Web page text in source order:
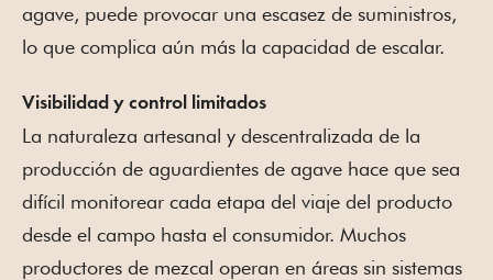
agave, puede provocar una escasez de suministros,
lo que complica aún más la capacidad de escalar.
Visibilidad y control limitados
La naturaleza artesanal y descentralizada de la
producción de aguardientes de agave hace que sea
difícil monitorear cada etapa del viaje del producto
desde el campo hasta el consumidor. Muchos
productores de mezcal operan en áreas sin sistemas